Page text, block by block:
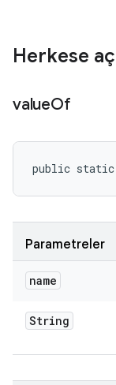
Herkese
valueOf
public static
Parametreler
name
String